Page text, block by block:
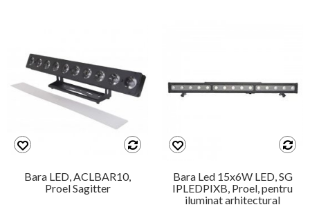
Bara LED, ACLBAR10,
Proel Sagitter
Bara Led 15x6W LED, SG
IPLEDPIXB, Proel, pentru
iluminat arhitectural